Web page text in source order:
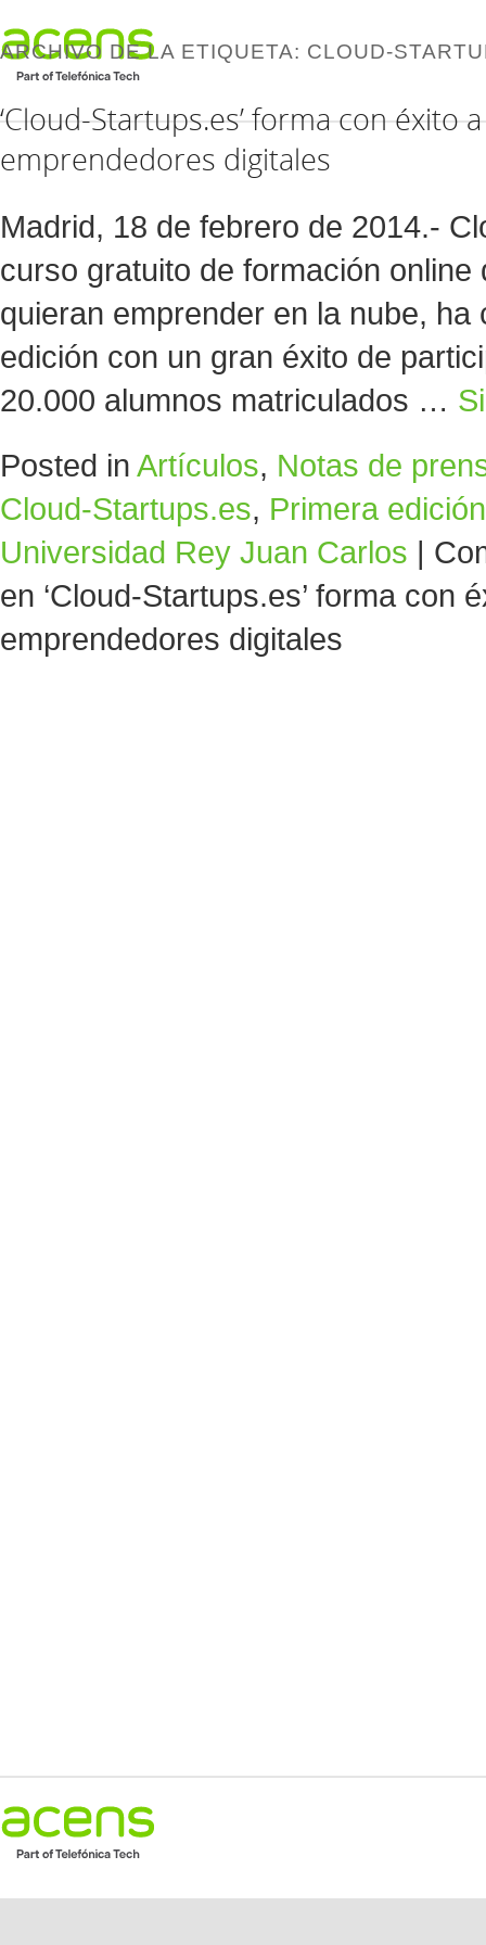
ARCHIVO DE LA ETIQUETA: CLOUD-
‘Cloud-Startups.es’ forma con éxito
emprendedores digitales
Madrid, 18 de febrero de 2014.-
curso gratuito de formación
quieran emprender en la nube,
edición con un gran éxito de
20.000 alumnos matriculados …
Posted in Artículos, Notas de
Cloud-Startups.es, Primera edición
Universidad Rey Juan Carlos
en ‘Cloud-Startups.es’ forma con
emprendedores digitales